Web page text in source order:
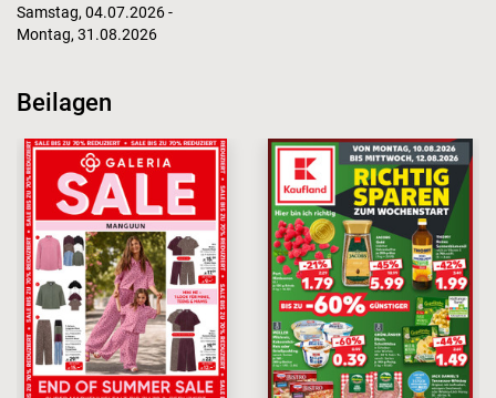
Samstag, 04.07.2026 -
Montag, 31.08.2026
Beilagen